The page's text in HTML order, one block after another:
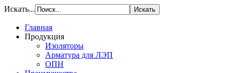
Искать...
Главная
Продукция
Изоляторы
Арматура для ЛЭП
ОПН